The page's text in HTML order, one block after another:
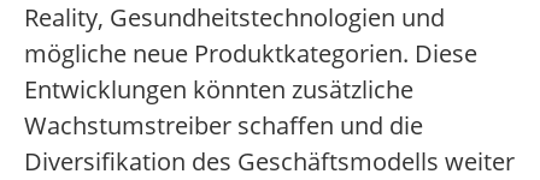
Reality, Gesundheitstechnologien und
mögliche neue Produktkategorien. Diese
Entwicklungen könnten zusätzliche
Wachstumstreiber schaffen und die
Diversifikation des Geschäftsmodells weiter